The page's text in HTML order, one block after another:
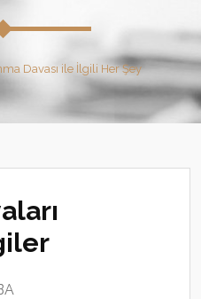
Davası ile İlgili Her Şey